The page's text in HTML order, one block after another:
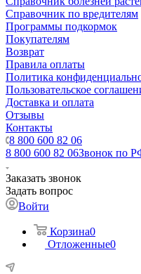
Справочник по вредителям
Программы подкормок
Покупателям
Возврат
Правила оплаты
Политика
Пользовательское
Доставка и оплата
Отзывы
Контакты
8 800 600 82 06
8 800 600 82 06Звонок по
Заказать звонок
Задать вопрос
Войти
Корзина0
Отложенные0